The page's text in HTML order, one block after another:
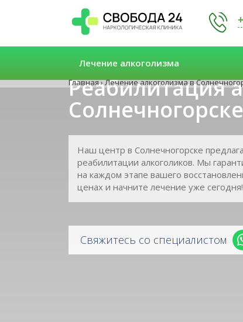
Лечение алкоголизма
Главная›Лечение алкоголизма в
Реабилитация
Солнечногорске
Наш центр в Солнечногорске
реабилитации алкоголиков. Мы
на каждом этапе вашего
ценах и начните лечение уже сегодня!
Свяжитесь со специалистом